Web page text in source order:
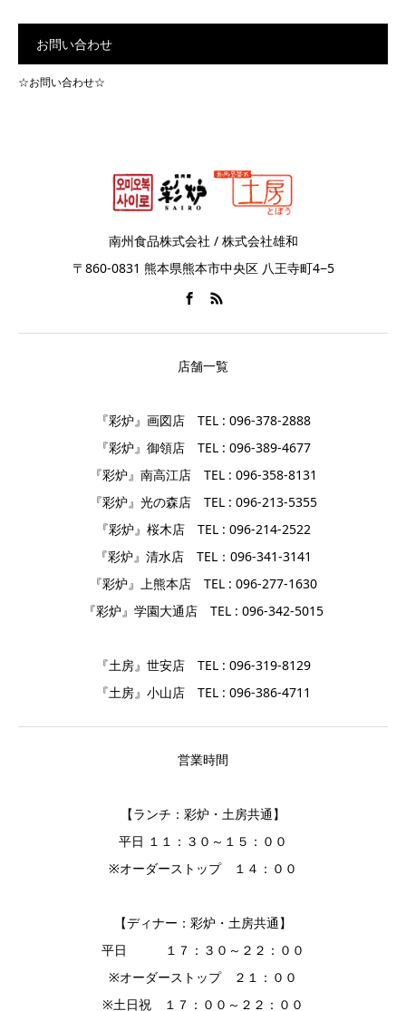
お問い合わせ
☆お問い合わせ☆
南州食品株式会社 / 株式会社雄和
〒860-0831 熊本県熊本市中央区 八王寺町4−5
店舗一覧
『彩炉』画図店 TEL : 096-378-2888
『彩炉』御領店 TEL : 096-389-4677
『彩炉』南高江店 TEL : 096-358-8131
『彩炉』光の森店 TEL : 096-213-5355
『彩炉』桜木店 TEL : 096-214-2522
『彩炉』清水店 TEL：096-341-3141
『彩炉』上熊本店 TEL : 096-277-1630
『彩炉』学園大通店 TEL : 096-342-5015
『土房』世安店 TEL : 096-319-8129
『土房』小山店 TEL : 096-386-4711
営業時間
【ランチ：彩炉・土房共通】
平日 １１：３０～１５：００
※オーダーストップ １４：００
【ディナー：彩炉・土房共通】
平日 １７：３０～２２：００
※オーダーストップ ２１：００
※土日祝 １７：００～２２：００